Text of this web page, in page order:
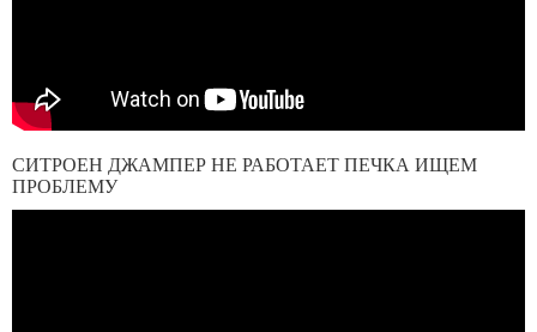
СИТРОЕН ДЖАМПЕР НЕ РАБОТАЕТ ПЕЧКА ИЩЕМ
ПРОБЛЕМУ